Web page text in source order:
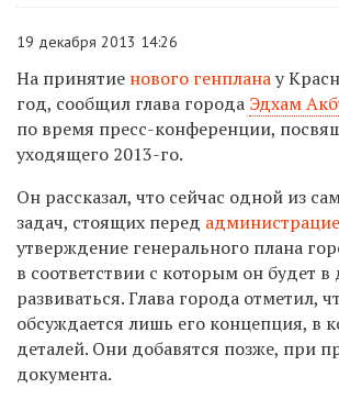
19 декабря 2013 14:26
На принятие нового генпланау
год, сообщил глава города Эдхам
по время пресс-конференции,
уходящего 2013-го.
Он рассказал, что сейчас одной из
задач, стоящих перед
утверждение генерального плана
в соответствии с которым он будет
развиваться. Глава города отметил,
обсуждается лишь его концепция, в
деталей. Они добавятся позже, при
документа.